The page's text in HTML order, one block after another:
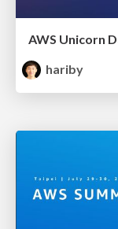
AWS Unicorn
hariby